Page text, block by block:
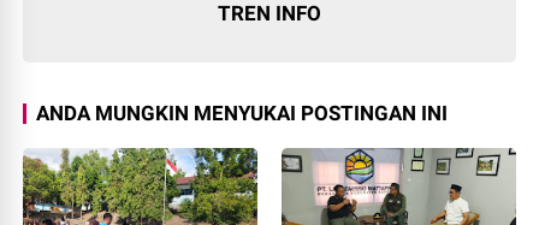
TREN INFO
ANDA MUNGKIN MENYUKAI POSTINGAN INI